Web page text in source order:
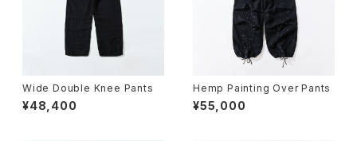
Wide Double Knee Pants
¥48,400
Hemp Painting Over Pants
¥55,000